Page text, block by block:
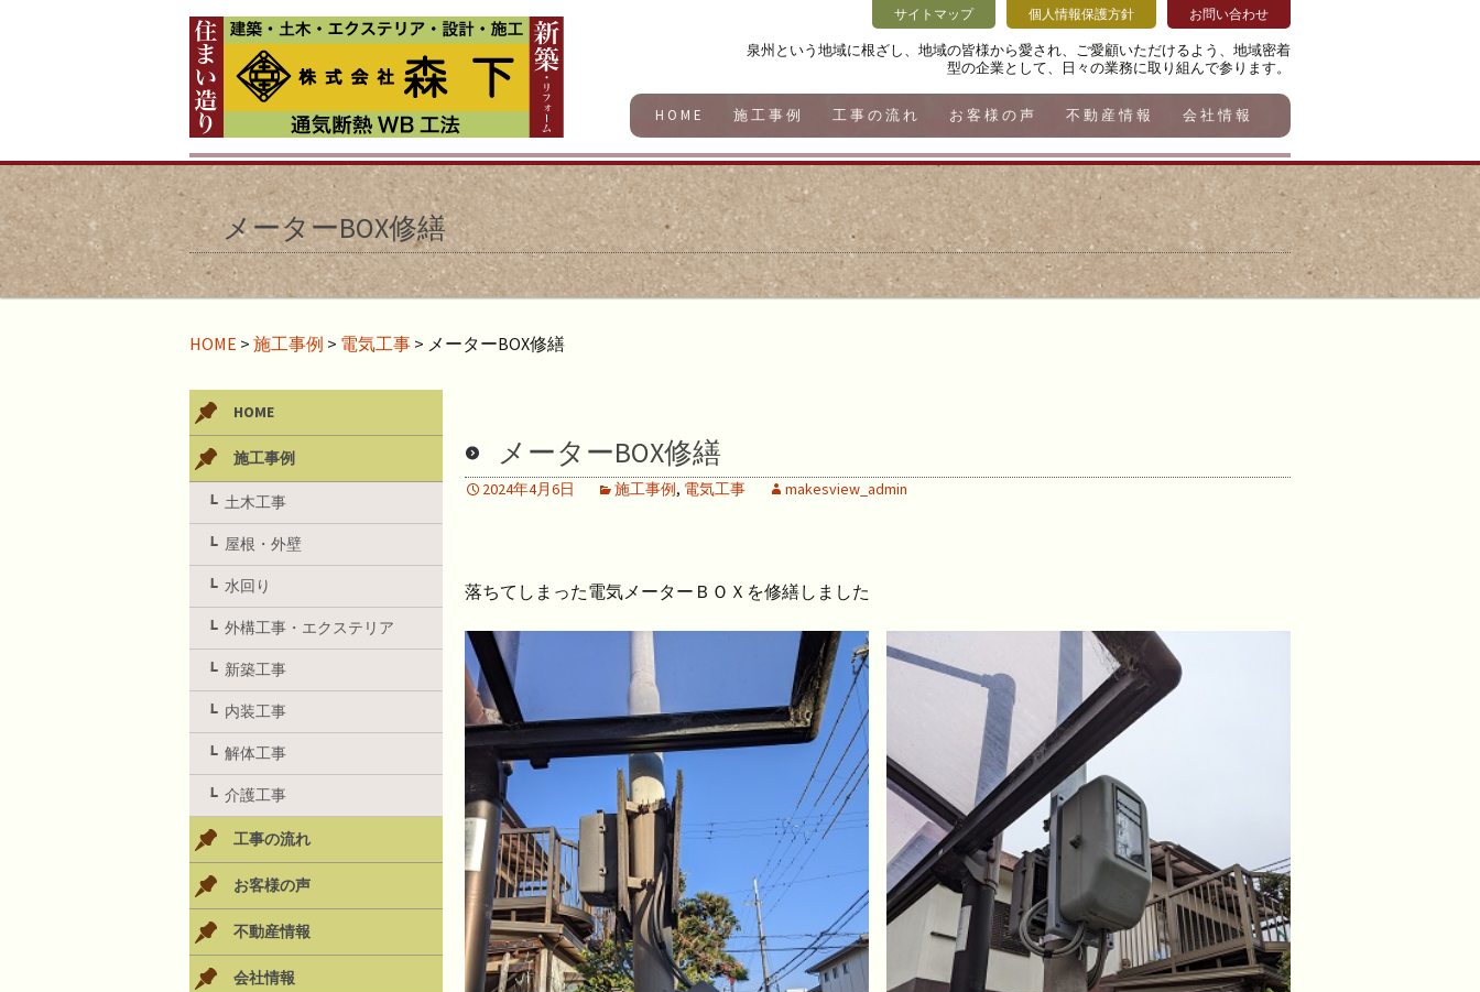
泉州という地域に根ざし、地域の皆様から愛され、ご愛顧いただけるよう、地域密着
型の企業として、日々の業務に取り組んで参ります。
サイトマップ 個人情報保護方針 お問い合わせ
HOME 施工事例 工事の流れ お客様の声 不動産情報 会社情報
メーターBOX修繕
HOME > 施工事例 > 電気工事 > メーターBOX修繕
メーターBOX修繕
2024年4月6日 施工事例, 電気工事 makesview_admin
落ちてしまった電気メーターＢＯＸを修繕しました
HOME
施工事例
土木工事
屋根・外壁
水回り
外構工事・エクステリア
新築工事
内装工事
解体工事
介護工事
工事の流れ
お客様の声
不動産情報
会社情報